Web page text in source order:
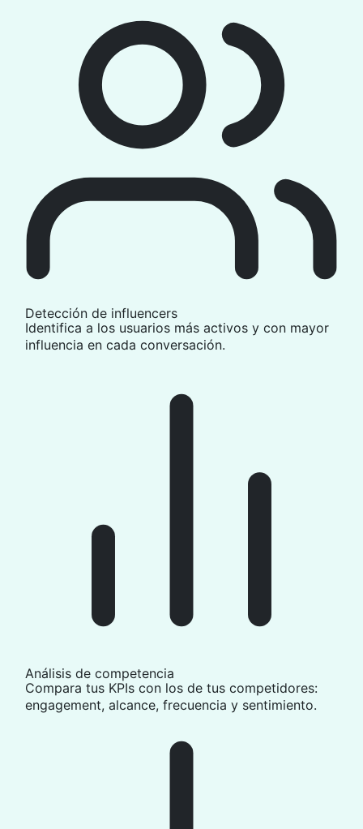
Detección de influencers
Identifica a los usuarios más activos y con mayor
influencia en cada conversación.
Análisis de competencia
Compara tus KPIs con los de tus competidores:
engagement, alcance, frecuencia y sentimiento.